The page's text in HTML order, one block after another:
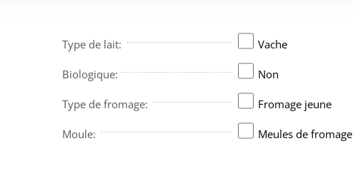
Type de lait: Vache
Biologique: Non
Type de fromage: Fromage jeune
Moule: Meules de fromage